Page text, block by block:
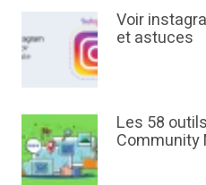
Voir
et astuces
Les 58
Community